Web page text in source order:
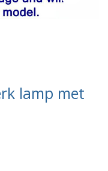
lamp met